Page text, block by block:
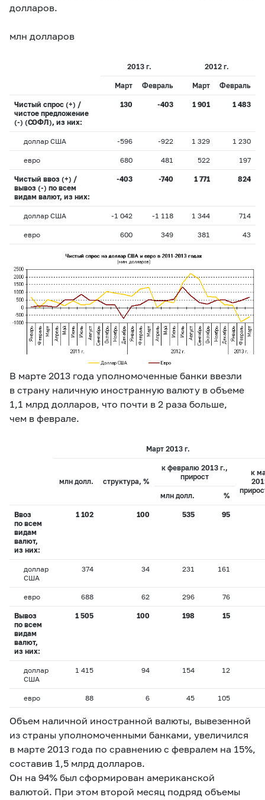
долларов.
млн долларов
2013 г. 2012 г.
Март Февраль Март Февраль
Чистый спрос (+) /
чистое предложение
(-) (СОФЛ), из них:
130 -403 1 901 1 483
доллар США -596 -922 1 329 1 230
евро 680 481 522 197
Чистый ввоз (+) /
вывоз (-) по всем
видам валют, из них:
-403 -740 1 771 824
доллар США -1 042 -1 118 1 344 714
евро 600 349 381 43
В марте 2013 года уполномоченные банки ввезли
в страну наличную иностранную валюту в объеме
1,1 млрд долларов, что почти в 2 раза больше,
чем в феврале.
Март 2013 г.
млн долл. структура, %
к февралю 2013 г.,
прирост
к
млн долл. %
Ввоз
по всем
видам
валют,
из них:
1 102 100 535 95
доллар
США
374 34 231 161
евро 688 62 296 76
Вывоз
по всем
видам
валют,
из них:
1 505 100 198 15
доллар
США
1 415 94 154 12
евро 88 6 45 105
Объем наличной иностранной валюты, вывезенной
из страны уполномоченными банками, увеличился
в марте 2013 года по сравнению с февралем на 15%,
составив 1,5 млрд долларов.
Он на 94% был сформирован американской
валютой. При этом второй месяц подряд объемы